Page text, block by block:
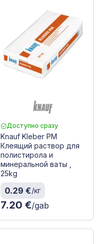
Доступно сразу
Knauf Kleber PM
Клеящий раствор для
полистирола и
минеральной ваты ,
25kg
0.29 €/кг
7.20 €/gab